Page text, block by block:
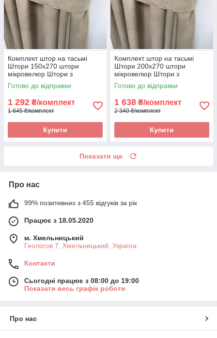
Комплект штор на тасьмі
Штори 150х270 штори
мікровелюр Штори з
підхватами Колір Бежевий
Готово до відправки
1 292 ₴/комплект
1 845 ₴/комплект
Купити
Комплект штор на тасьмі
Штори 200х270 штори
мікровелюр Штори з
підхватами Колір Бежевий
Готово до відправки
1 638 ₴/комплект
2 340 ₴/комплект
Купити
Показати ще
Про нас
99% позитивних з 455 відгуків за рік
Працює з 18.05.2020
м. Хмельницький
Геологов 7, Хмельницький, Україна
Контакти
Сьогодні працює з 08:00 до 19:00
Показати весь графік роботи
Про нас